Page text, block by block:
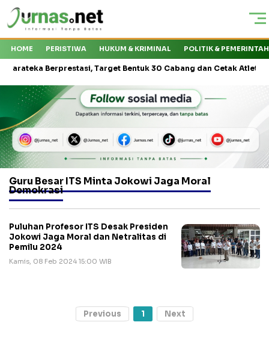
HOME PERISTIWA HUKUM & KRIMINAL POLITIK &
Berprestasi, Target Bentuk 30 Cabang dan Cetak Atlet Nasional
Guru Besar ITS Minta Jokowi Jaga Moral
Demokrasi
Puluhan Profesor ITS Desak Presiden
Jokowi Jaga Moral dan Netralitas di
Pemilu 2024
Kamis, 08 Feb 2024 15:00 WIB
Previous 1 Next